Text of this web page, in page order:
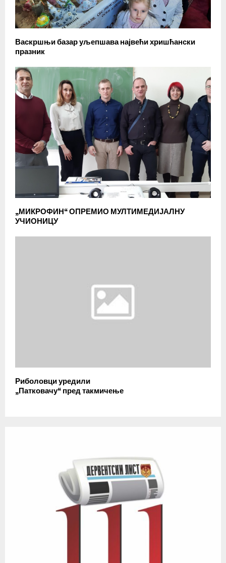
Васкршњи базар уљепшава највећи хришћански
празник
„МИКРОФИН“ ОПРЕМИО МУЛТИМЕДИЈАЛНУ
УЧИОНИЦУ
Риболовци уредили
„Патковачу“ пред такмичење